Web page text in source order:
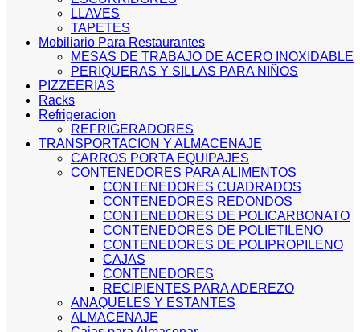
LLAVES
TAPETES
Mobiliario Para Restaurantes
MESAS DE TRABAJO DE ACERO INOXIDABLE
PERIQUERAS Y SILLAS PARA NIÑOS
PIZZEERIAS
Racks
Refrigeracion
REFRIGERADORES
TRANSPORTACION Y ALMACENAJE
CARROS PORTA EQUIPAJES
CONTENEDORES PARA ALIMENTOS
CONTENEDORES CUADRADOS
CONTENEDORES REDONDOS
CONTENEDORES DE POLICARBONATO
CONTENEDORES DE POLIETILENO
CONTENEDORES DE POLIPROPILENO
CAJAS
CONTENEDORES
RECIPIENTES PARA ADEREZO
ANAQUELES Y ESTANTES
ALMACENAJE